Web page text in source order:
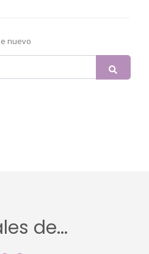
nuevo
de...